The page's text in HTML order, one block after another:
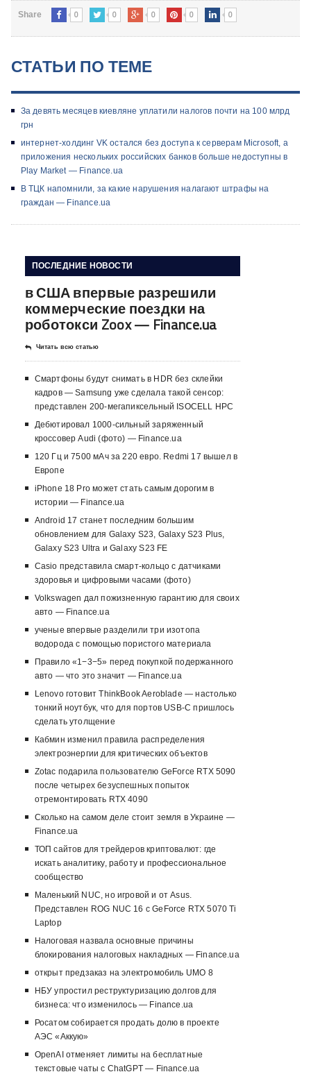
Share 0 0 0 0 0
СТАТЬИ ПО ТЕМЕ
За девять месяцев киевляне уплатили налогов почти на 100 млрд
грн
интернет-холдинг VK остался без доступа к серверам Microsoft, а
приложения нескольких российских банков больше недоступны в
Play Market — Finance.ua
В ТЦК напомнили, за какие нарушения налагают штрафы на
граждан — Finance.ua
ПОСЛЕДНИЕ НОВОСТИ
в США впервые разрешили
коммерческие поездки на
роботокси Zoox — Finance.ua
Читать всю статью
Смартфоны будут снимать в HDR без склейки
кадров — Samsung уже сделала такой сенсор:
представлен 200-мегапиксельный ISOCELL HPC
Дебютировал 1000-сильный заряженный
кроссовер Audi (фото) — Finance.ua
120 Гц и 7500 мАч за 220 евро. Redmi 17 вышел в
Европе
iPhone 18 Pro может стать самым дорогим в
истории — Finance.ua
Android 17 станет последним большим
обновлением для Galaxy S23, Galaxy S23 Plus,
Galaxy S23 Ultra и Galaxy S23 FE
Casio представила смарт-кольцо с датчиками
здоровья и цифровыми часами (фото)
Volkswagen дал пожизненную гарантию для своих
авто — Finance.ua
ученые впервые разделили три изотопа
водорода с помощью пористого материала
Правило «1−3−5» перед покупкой подержанного
авто — что это значит — Finance.ua
Lenovo готовит ThinkBook Aeroblade — настолько
тонкий ноутбук, что для портов USB-C пришлось
сделать утолщение
Кабмин изменил правила распределения
электроэнергии для критических объектов
Zotac подарила пользователю GeForce RTX 5090
после четырех безуспешных попыток
отремонтировать RTX 4090
Сколько на самом деле стоит земля в Украине —
Finance.ua
ТОП сайтов для трейдеров криптовалют: где
искать аналитику, работу и профессиональное
сообщество
Маленький NUC, но игровой и от Asus.
Представлен ROG NUC 16 с GeForce RTX 5070 Ti
Laptop
Налоговая назвала основные причины
блокирования налоговых накладных — Finance.ua
открыт предзаказ на электромобиль UMO 8
НБУ упростил реструктуризацию долгов для
бизнеса: что изменилось — Finance.ua
Росатом собирается продать долю в проекте
АЭС «Аккую»
OpenAI отменяет лимиты на бесплатные
текстовые чаты с ChatGPT — Finance.ua